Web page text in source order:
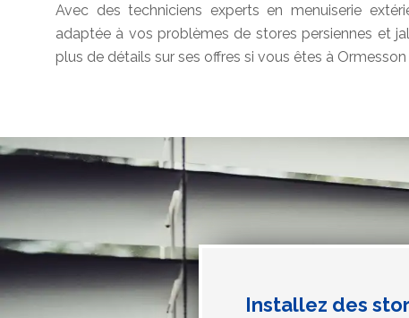
Avec des techniciens experts en menuiserie
adaptée à vos problèmes de stores persiennes et
plus de détails sur ses offres si vous êtes à Ormesson
Installez des